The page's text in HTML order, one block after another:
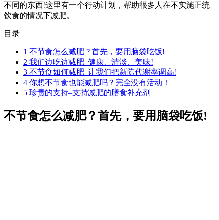
不同的东西!这里有一个行动计划，帮助很多人在不实施正统
饮食的情况下减肥。
目录
1 不节食怎么减肥？首先，要用脑袋吃饭!
2 我们边吃边减肥–健康、清淡、美味!
3 不节食如何减肥–让我们把新陈代谢率调高!
4 你想不节食也能减肥吗？完全没有活动！
5 珍贵的支持–支持减肥的膳食补充剂
不节食怎么减肥？首先，要用脑袋吃饭!